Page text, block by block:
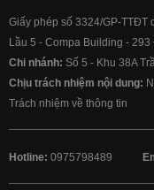
Giấy phép số 3324/GP-TTĐT
Lầu 5 - Compa Building -
Chi nhánh: Số 5 - Khu 38A
Chịu trách nhiệm nội dung:
Trách nhiệm về thông tin
Hotline: 0975798489